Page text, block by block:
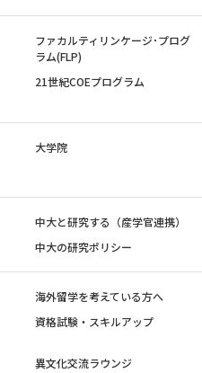
ファカルティリンケージ･プログ
ラム(FLP)
21世紀COEプログラム
大学院
中大と研究する（産学官連携）
中大の研究ポリシー
海外留学を考えている方へ
資格試験・スキルアップ
異文化交流ラウンジ